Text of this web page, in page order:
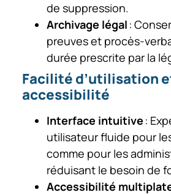
de suppression.
Archivage légal :
preuves et procès-
durée prescrite par la
Facilité d’utilisation
accessibilité
Interface intuitive :
utilisateur fluide pour
comme pour les
réduisant le besoin de
Accessibilité